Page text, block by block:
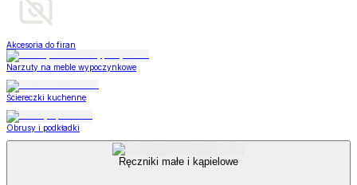
Akcesoria do firan
Narzuty na meble wypoczynkowe
Ściereczki kuchenne
Obrusy i podkładki
Ręczniki małe i kąpielowe